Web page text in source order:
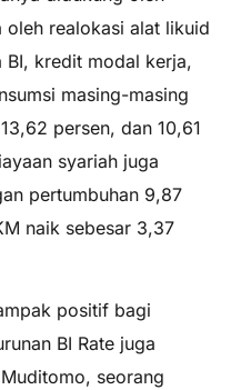
oleh realokasi alat likuid
kredit modal kerja,
masing-masing
persen, dan 10,61
syariah juga
pertumbuhan 9,87
naik sebesar 3,37
positif bagi
BI Rate juga
seorang